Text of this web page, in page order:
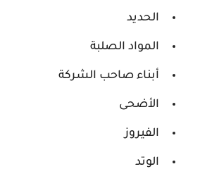
الحديد
المواد الصلبة
أبناء صاحب الشركة
الأضحى
الفيروز
الوتد